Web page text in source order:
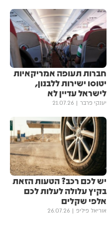
חברות תעופה אמריקאיות
יטוסו ישירות ללבנון,
לישראל עדיין לא
יענקי פרבר 21.07.26
יש לכם רכב? הטעות הזאת
בקיץ עלולה לעלות לכם
אלפי שקלים
אוריאל פיליפ 26.07.26